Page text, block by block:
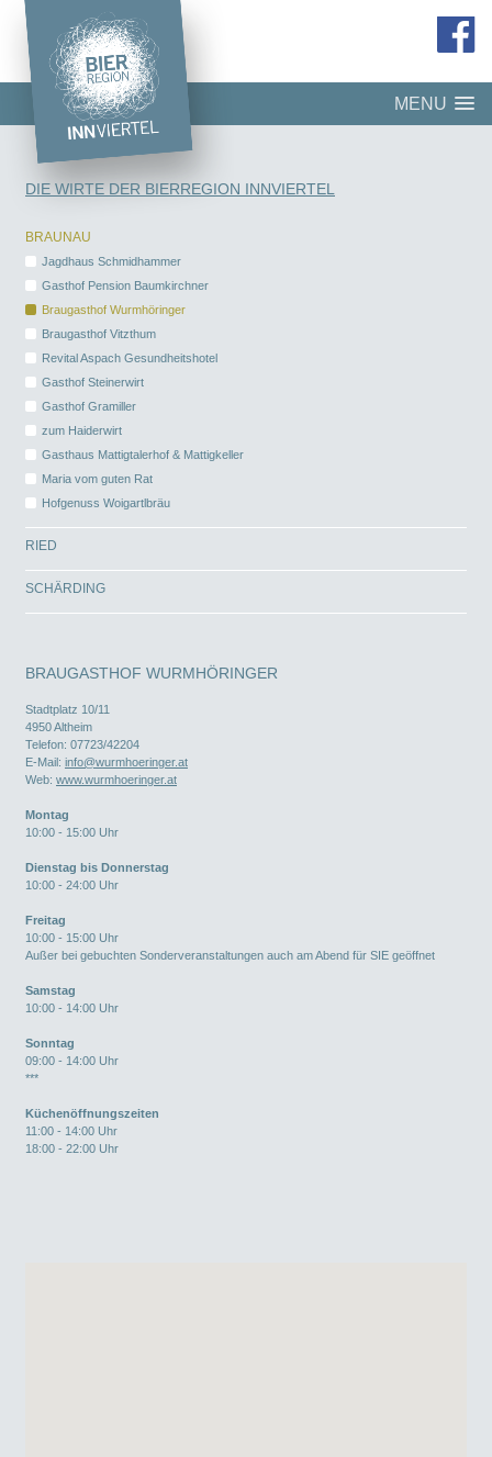
MENU
DIE WIRTE DER BIERREGION INNVIERTEL
BRAUNAU
Jagdhaus Schmidhammer
Gasthof Pension Baumkirchner
Braugasthof Wurmhöringer
Braugasthof Vitzthum
Revital Aspach Gesundheitshotel
Gasthof Steinerwirt
Gasthof Gramiller
zum Haiderwirt
Gasthaus Mattigtalerhof & Mattigkeller
Maria vom guten Rat
Hofgenuss Woigartlbräu
RIED
SCHÄRDING
BRAUGASTHOF WURMHÖRINGER
Stadtplatz 10/11
4950Altheim
Telefon: 07723/42204
E-Mail: info@wurmhoeringer.at
Web: www.wurmhoeringer.at
Montag
10:00 - 15:00 Uhr
Dienstag bis Donnerstag
10:00 - 24:00 Uhr
Freitag
10:00 - 15:00 Uhr
Außer bei gebuchten Sonderveranstaltungen auch am Abend für SIE geöffnet
Samstag
10:00 - 14:00 Uhr
Sonntag
09:00 - 14:00 Uhr
***
Küchenöffnungszeiten
11:00 - 14:00 Uhr
18:00 - 22:00 Uhr